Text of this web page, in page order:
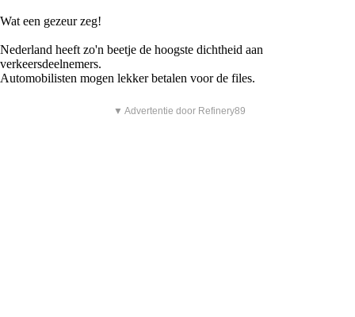
Wat een gezeur zeg!
Nederland heeft zo'n beetje de hoogste dichtheid aan
verkeersdeelnemers.
Automobilisten mogen lekker betalen voor de files.
▼ Advertentie door Refinery89